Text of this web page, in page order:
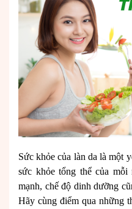
Sức khỏe của làn da là một
sức khỏe tổng thể của
mạnh, chế độ dinh dưỡng
Hãy cùng điểm qua những